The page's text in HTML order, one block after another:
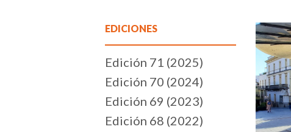
EDICIONES
Edición 71 (2025)
Edición 70 (2024)
Edición 69 (2023)
Edición 68 (2022)